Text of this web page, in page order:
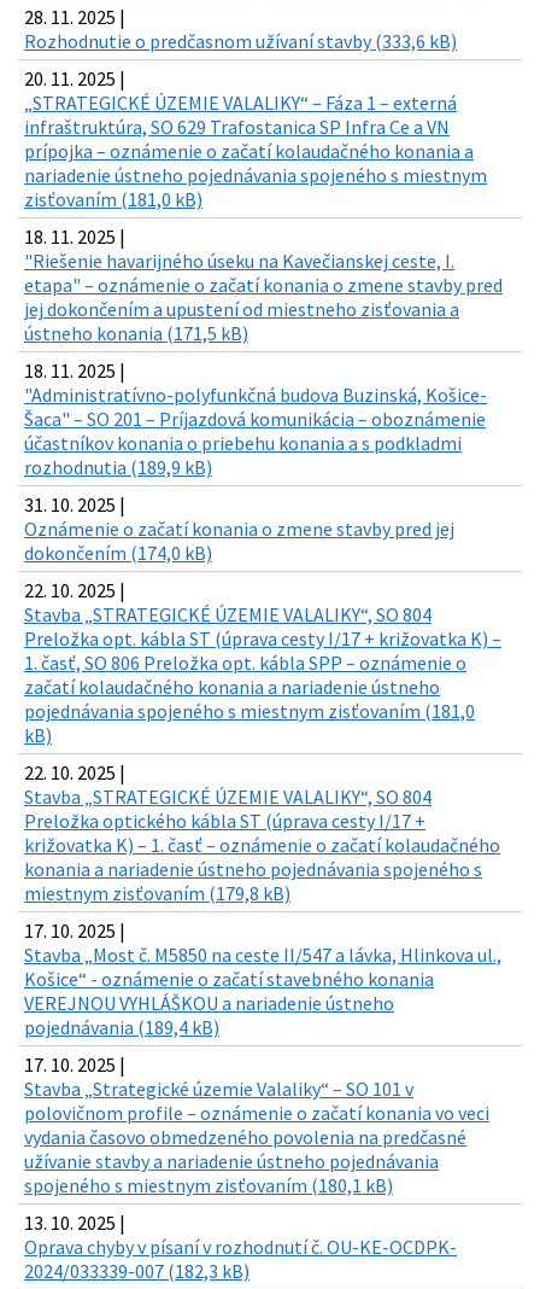
28. 11. 2025 |
Rozhodnutie o predčasnom užívaní stavby (333,6 kB)
20. 11. 2025 |
„STRATEGICKÉ ÚZEMIE VALALIKY“ – Fáza 1 – externá
infraštruktúra, SO 629 Trafostanica SP Infra Ce a VN
prípojka – oznámenie o začatí kolaudačného konania a
nariadenie ústneho pojednávania spojeného s miestnym
zisťovaním (181,0 kB)
18. 11. 2025 |
"Riešenie havarijného úseku na Kavečianskej ceste, I.
etapa" – oznámenie o začatí konania o zmene stavby pred
jej dokončením a upustení od miestneho zisťovania a
ústneho konania (171,5 kB)
18. 11. 2025 |
"Administratívno-polyfunkčná budova Buzinská, Košice-
Šaca" – SO 201 – Príjazdová komunikácia – oboznámenie
účastníkov konania o priebehu konania a s podkladmi
rozhodnutia (189,9 kB)
31. 10. 2025 |
Oznámenie o začatí konania o zmene stavby pred jej
dokončením (174,0 kB)
22. 10. 2025 |
Stavba „STRATEGICKÉ ÚZEMIE VALALIKY“, SO 804
Preložka opt. kábla ST (úprava cesty I/17 + križovatka K) –
1. časť, SO 806 Preložka opt. kábla SPP – oznámenie o
začatí kolaudačného konania a nariadenie ústneho
pojednávania spojeného s miestnym zisťovaním (181,0
kB)
22. 10. 2025 |
Stavba „STRATEGICKÉ ÚZEMIE VALALIKY“, SO 804
Preložka optického kábla ST (úprava cesty I/17 +
križovatka K) – 1. časť – oznámenie o začatí kolaudačného
konania a nariadenie ústneho pojednávania spojeného s
miestnym zisťovaním (179,8 kB)
17. 10. 2025 |
Stavba „Most č. M5850 na ceste II/547 a lávka, Hlinkova ul.,
Košice“ - oznámenie o začatí stavebného konania
VEREJNOU VYHLÁŠKOU a nariadenie ústneho
pojednávania (189,4 kB)
17. 10. 2025 |
Stavba „Strategické územie Valaliky“ – SO 101 v
polovičnom profile – oznámenie o začatí konania vo veci
vydania časovo obmedzeného povolenia na predčasné
užívanie stavby a nariadenie ústneho pojednávania
spojeného s miestnym zisťovaním (180,1 kB)
13. 10. 2025 |
Oprava chyby v písaní v rozhodnutí č. OU-KE-OCDPK-
2024/033339-007 (182,3 kB)